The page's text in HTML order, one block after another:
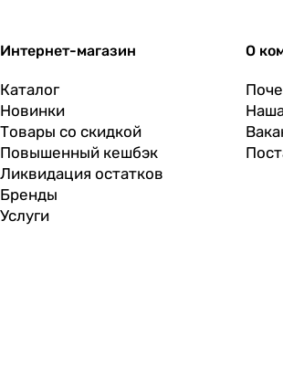
Интернет-магазин
Каталог
Новинки
Товары со скидкой
Повышенный кешбэк
Ликвидация остатков
Бренды
Услуги
О